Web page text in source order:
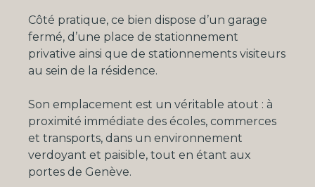
Côté pratique, ce bien dispose d’un garage
fermé, d’une place de stationnement
privative ainsi que de stationnements visiteurs
au sein de la résidence.
Son emplacement est un véritable atout : à
proximité immédiate des écoles, commerces
et transports, dans un environnement
verdoyant et paisible, tout en étant aux
portes de Genève.